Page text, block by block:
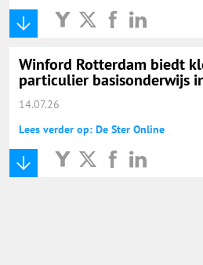
Winford Rotterdam biedt
particulier basisonderwijs
14.07.26
Lees verder op: De Ster Online